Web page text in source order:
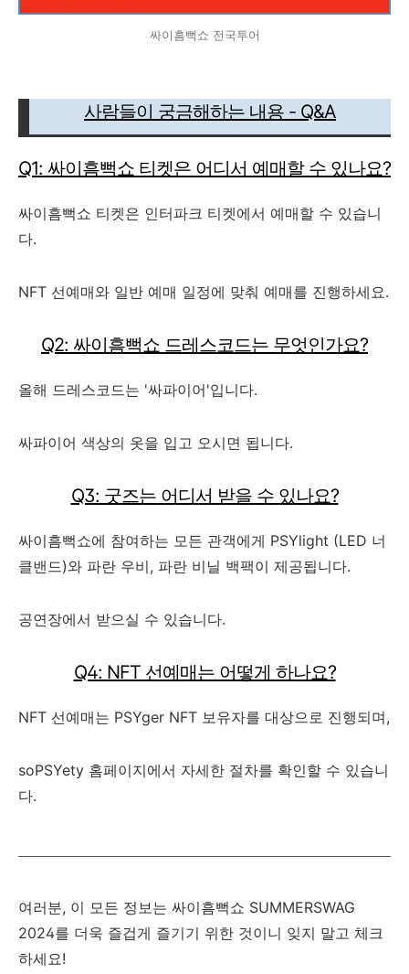
싸이흠뻑쇼 전국투어
사람들이 궁금해하는 내용 - Q&A
Q1: 싸이흠뻑쇼 티켓은 어디서 예매할 수 있나요?
싸이흠뻑쇼 티켓은 인터파크 티켓에서 예매할 수 있습니
다.
NFT 선예매와 일반 예매 일정에 맞춰 예매를 진행하세요.
Q2: 싸이흠뻑쇼 드레스코드는 무엇인가요?
올해 드레스코드는 '싸파이어'입니다.
싸파이어 색상의 옷을 입고 오시면 됩니다.
Q3: 굿즈는 어디서 받을 수 있나요?
싸이흠뻑쇼에 참여하는 모든 관객에게 PSYlight (LED 너
클밴드)와 파란 우비, 파란 비닐 백팩이 제공됩니다.
공연장에서 받으실 수 있습니다.
Q4: NFT 선예매는 어떻게 하나요?
NFT 선예매는 PSYger NFT 보유자를 대상으로 진행되며,
soPSYety 홈페이지에서 자세한 절차를 확인할 수 있습니
다.
여러분, 이 모든 정보는 싸이흠뻑쇼 SUMMERSWAG
2024를 더욱 즐겁게 즐기기 위한 것이니 잊지 말고 체크
하세요!